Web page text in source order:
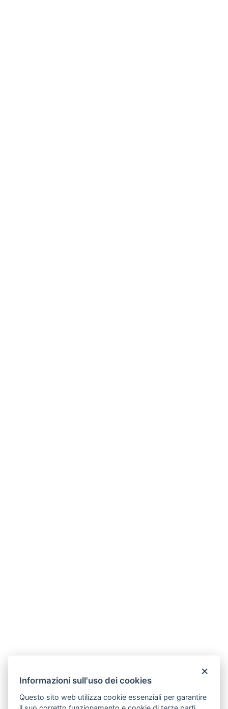
×
Informazioni sull'uso dei cookies
Questo sito web utilizza cookie essenziali per garantire